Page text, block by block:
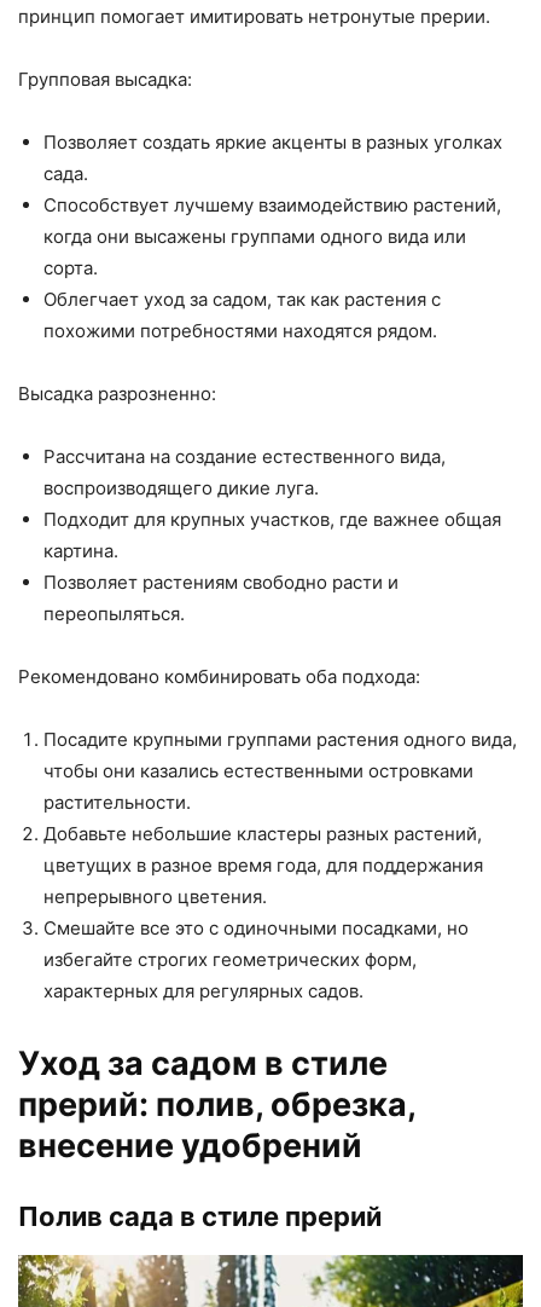
принцип помогает имитировать нетронутые прерии.
Групповая высадка:
Позволяет создать яркие акценты в разных уголках
сада.
Способствует лучшему взаимодействию растений,
когда они высажены группами одного вида или
сорта.
Облегчает уход за садом, так как растения с
похожими потребностями находятся рядом.
Высадка разрозненно:
Рассчитана на создание естественного вида,
воспроизводящего дикие луга.
Подходит для крупных участков, где важнее общая
картина.
Позволяет растениям свободно расти и
переопыляться.
Рекомендовано комбинировать оба подхода:
Посадите крупными группами растения одного вида,
чтобы они казались естественными островками
растительности.
Добавьте небольшие кластеры разных растений,
цветущих в разное время года, для поддержания
непрерывного цветения.
Смешайте все это с одиночными посадками, но
избегайте строгих геометрических форм,
характерных для регулярных садов.
Уход за садом в стиле
прерий: полив, обрезка,
внесение удобрений
Полив сада в стиле прерий